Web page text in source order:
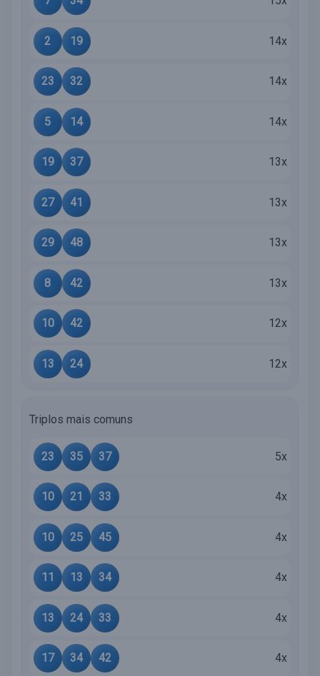
2 19 14x
23 32 14x
5 14 14x
19 37 13x
27 41 13x
29 48 13x
8 42 13x
10 42 12x
13 24 12x
Triplos mais comuns
23 35 37 5x
10 21 33 4x
10 25 45 4x
11 13 34 4x
13 24 33 4x
17 34 42 4x